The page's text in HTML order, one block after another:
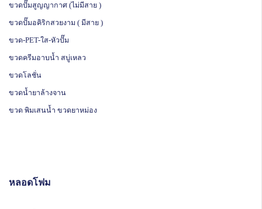
ขวดปั๊มสูญญากาศ (ไม่มีสาย )
ขวดปั๊มอคิริกสวยงาม ( มีสาย )
ขวด-PET-ใส-หัวปั๊ม
ขวดครีมอาบน้ำ สบู่เหลว
ขวดโลชั่น
ขวดน้ำยาล้างจาน
ขวด พิมเสนน้ำ ขวดยาหม่อง
หลอดโฟม